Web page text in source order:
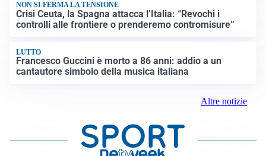
NON SI FERMA LA TENSIONE
Crisi Ceuta, la Spagna attacca l’Italia: “Revochi i
controlli alle frontiere o prenderemo contromisure”
LUTTO
Francesco Guccini è morto a 86 anni: addio a un
cantautore simbolo della musica italiana
Altre notizie